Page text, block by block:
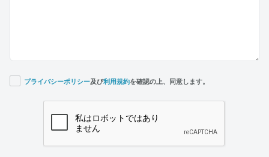
プライバシーポリシー及び利用規約を確認の上、同意します。